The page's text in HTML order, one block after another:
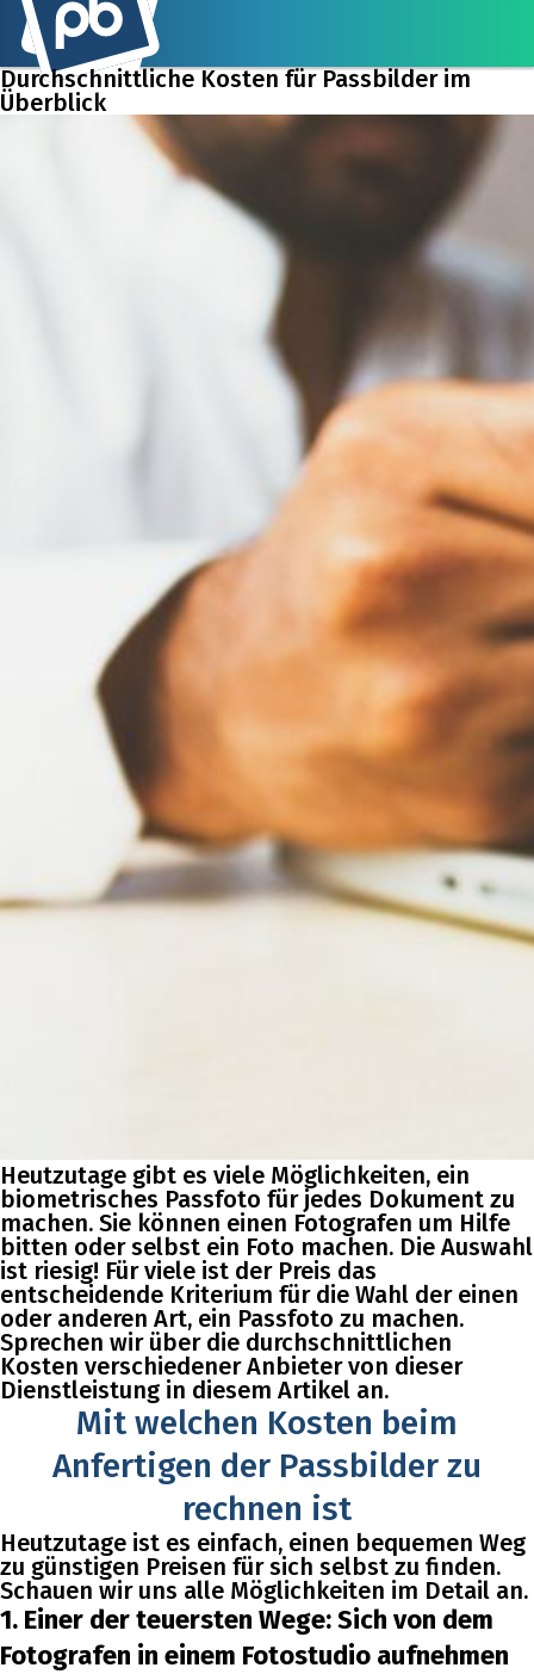
Durchschnittliche Kosten für Passbilder im
Überblick
Heutzutage gibt es viele Möglichkeiten, ein
biometrisches Passfoto für jedes Dokument zu
machen. Sie können einen Fotografen um Hilfe
bitten oder selbst ein Foto machen. Die Auswahl
ist riesig! Für viele ist der Preis das
entscheidende Kriterium für die Wahl der einen
oder anderen Art, ein Passfoto zu machen.
Sprechen wir über die durchschnittlichen
Kosten verschiedener Anbieter von dieser
Dienstleistung in diesem Artikel an.
Mit welchen Kosten beim
Anfertigen der Passbilder zu
rechnen ist
Heutzutage ist es einfach, einen bequemen Weg
zu günstigen Preisen für sich selbst zu finden.
Schauen wir uns alle Möglichkeiten im Detail an.
1. Einer der teuersten Wege: Sich von dem
Fotografen in einem Fotostudio aufnehmen